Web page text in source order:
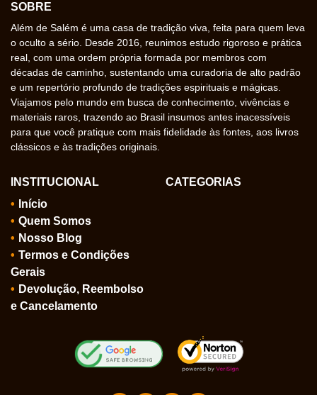
SOBRE
Além de Salém é uma casa de tradição viva, feita para quem leva
o oculto a sério. Desde 2016, reunimos estudo rigoroso e prática
real, com uma ordem própria formada por membros com
décadas de caminho, sustentando uma curadoria de alto padrão
e um repertório profundo de tradições espirituais e mágicas.
Viajamos pelo mundo em busca de conhecimento, vivências e
materiais raros, trazendo ao Brasil insumos antes inacessíveis
para que você pratique com mais fidelidade às fontes, aos livros
clássicos e às tradições originais.
INSTITUCIONAL
Início
Quem Somos
Nosso Blog
Termos e Condições
Gerais
Devolução, Reembolso
e Cancelamento
CATEGORIAS